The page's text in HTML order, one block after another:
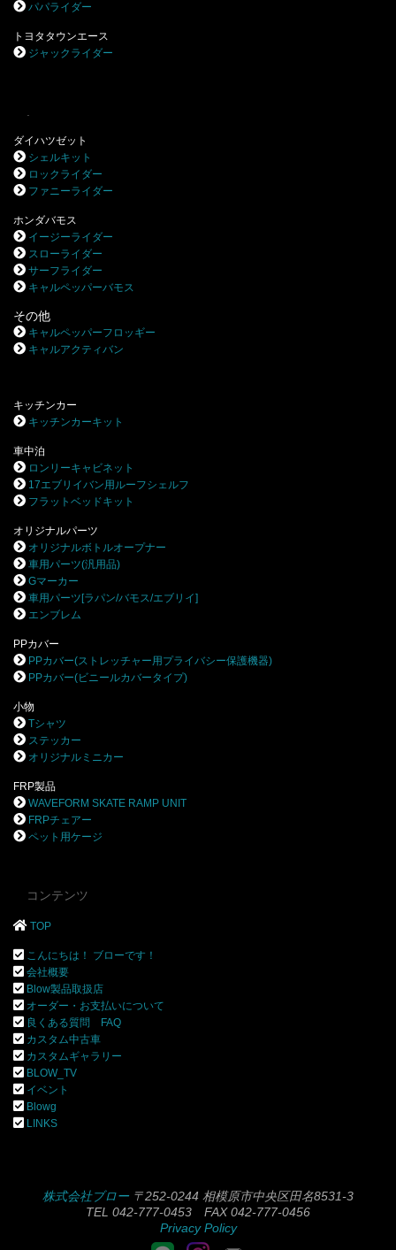
パパライダー
トヨタタウンエース
ジャックライダー
.
ダイハツゼット
シェルキット
ロックライダー
ファニーライダー
ホンダバモス
イージーライダー
スローライダー
サーフライダー
キャルペッパーバモス
その他
キャルペッパーフロッギー
キャルアクティバン
キッチンカー
キッチンカーキット
車中泊
ロンリーキャビネット
17エブリイバン用ルーフシェルフ
フラットベッドキット
オリジナルパーツ
オリジナルボトルオープナー
車用パーツ(汎用品)
Gマーカー
車用パーツ[ラパン/バモス/エブリイ]
エンブレム
PPカバー
PPカバー(ストレッチャー用プライバシー保護機器)
PPカバー(ビニールカバータイプ)
小物
Tシャツ
ステッカー
オリジナルミニカー
FRP製品
WAVEFORM SKATE RAMP UNIT
FRPチェアー
ペット用ケージ
コンテンツ
TOP
こんにちは！ ブローです！
会社概要
Blow製品取扱店
オーダー・お支払いについて
良くある質問 FAQ
カスタム中古車
カスタムギャラリー
BLOW_TV
イベント
Blowg
LINKS
株式会社ブロー 〒252-0244 相模原市中央区田名8531-3
TEL 042-777-0453 FAX 042-777-0456
Privacy Policy